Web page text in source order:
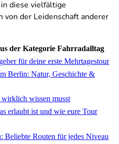
in diese vielfältige
von der Leidenschaft anderer
der Kategorie Fahrradalltag
für deine erste Mehrtagestour
Berlin: Natur, Geschichte &
wissen musst
erlaubt ist und wie eure Tour
Beliebte Routen für jedes Niveau